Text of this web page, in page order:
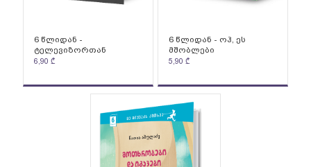
6 წლიდან -
ტელევიზორთან
6,90 ₾
6 წლიდან - ოჰ, ეს
მშობლები
5,90 ₾